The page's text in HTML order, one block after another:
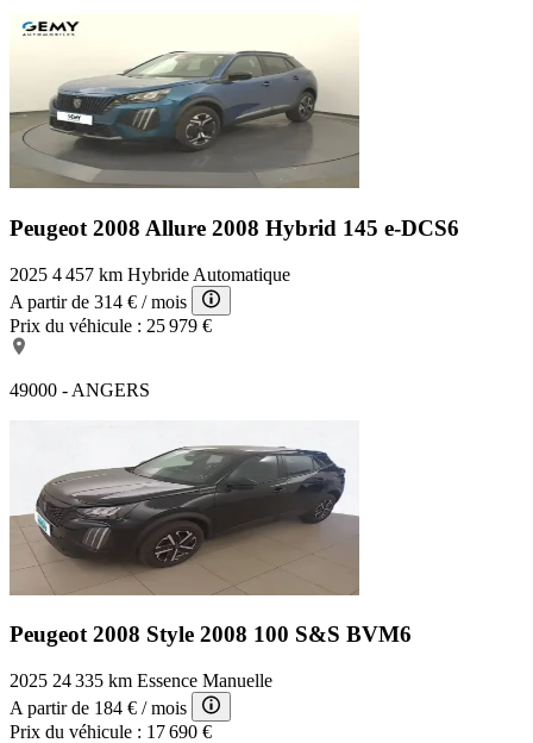
Peugeot 2008 Allure 2008 Hybrid 145 e-DCS6
2025 4 457 km Hybride Automatique
A partir de 314 € / mois
Prix du véhicule : 25 979 €
49000 - ANGERS
Peugeot 2008 Style 2008 100 S&S BVM6
2025 24 335 km Essence Manuelle
A partir de 184 € / mois
Prix du véhicule : 17 690 €